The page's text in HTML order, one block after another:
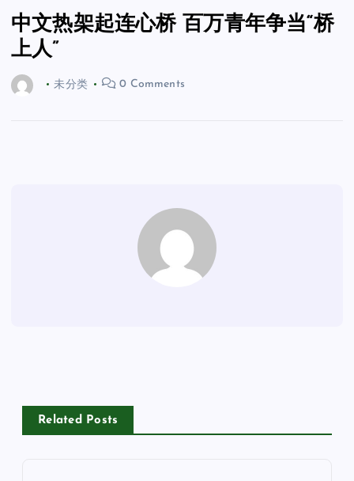
中文热架起连心桥 百万青年争当“桥
上人”
未分类 0 Comments
Related Posts